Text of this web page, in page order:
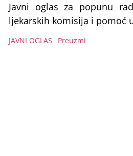
Javni oglas za popunu
ljekarskih komisija i pomoć
JAVNI OGLAS Preuzmi